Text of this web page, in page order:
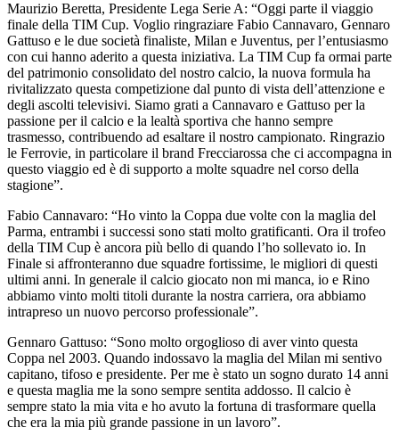
Maurizio Beretta, Presidente Lega Serie A: “Oggi parte il viaggio
finale della TIM Cup. Voglio ringraziare Fabio Cannavaro, Gennaro
Gattuso e le due società finaliste, Milan e Juventus, per l’entusiasmo
con cui hanno aderito a questa iniziativa. La TIM Cup fa ormai parte
del patrimonio consolidato del nostro calcio, la nuova formula ha
rivitalizzato questa competizione dal punto di vista dell’attenzione e
degli ascolti televisivi. Siamo grati a Cannavaro e Gattuso per la
passione per il calcio e la lealtà sportiva che hanno sempre
trasmesso, contribuendo ad esaltare il nostro campionato. Ringrazio
le Ferrovie, in particolare il brand Frecciarossa che ci accompagna in
questo viaggio ed è di supporto a molte squadre nel corso della
stagione”.
Fabio Cannavaro: “Ho vinto la Coppa due volte con la maglia del
Parma, entrambi i successi sono stati molto gratificanti. Ora il trofeo
della TIM Cup è ancora più bello di quando l’ho sollevato io. In
Finale si affronteranno due squadre fortissime, le migliori di questi
ultimi anni. In generale il calcio giocato non mi manca, io e Rino
abbiamo vinto molti titoli durante la nostra carriera, ora abbiamo
intrapreso un nuovo percorso professionale”.
Gennaro Gattuso: “Sono molto orgoglioso di aver vinto questa
Coppa nel 2003. Quando indossavo la maglia del Milan mi sentivo
capitano, tifoso e presidente. Per me è stato un sogno durato 14 anni
e questa maglia me la sono sempre sentita addosso. Il calcio è
sempre stato la mia vita e ho avuto la fortuna di trasformare quella
che era la mia più grande passione in un lavoro”.